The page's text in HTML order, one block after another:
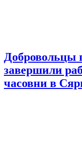
Добровольцы
завершили
часовни в